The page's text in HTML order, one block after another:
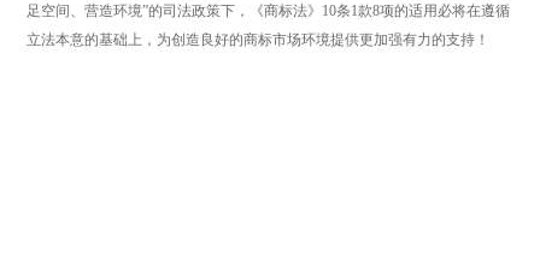
足空间、营造环境”的司法政策下，《商标法》10条1款8项的适用必将在遵循
立法本意的基础上，为创造良好的商标市场环境提供更加强有力的支持！